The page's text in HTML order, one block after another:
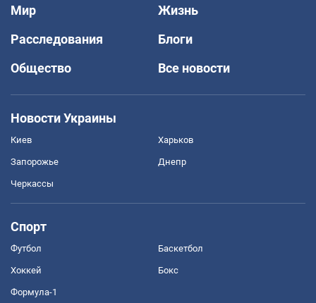
Мир
Жизнь
Расследования
Блоги
Общество
Все новости
Новости Украины
Киев Харьков
Запорожье Днепр
Черкассы
Спорт
Футбол Баскетбол
Хоккей Бокс
Формула-1